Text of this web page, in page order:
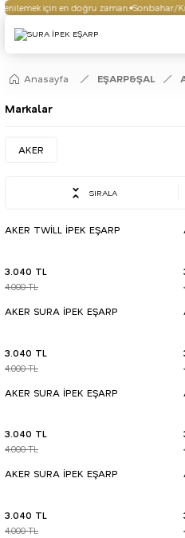
için en doğru zaman. Sonbahar/
Anasayfa EŞARP&ŞAL
Markalar
AKER
SIRALA
AKER TWİLL İPEK EŞARP
3.040 TL
4.000 TL
AKER SURA İPEK EŞARP
3.040 TL
4.000 TL
AKER SURA İPEK EŞARP
3.040 TL
4.000 TL
AKER SURA İPEK EŞARP
3.040 TL
4.000 TL